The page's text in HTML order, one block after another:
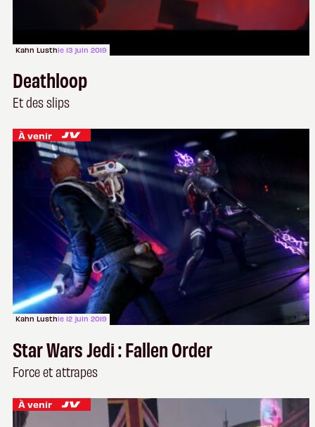
Kahn Lusthle 13 juin 2019
Deathloop
Et des slips
À venir
Kahn Lusthle 12 juin 2019
Star Wars Jedi : Fallen Order
Force et attrapes
À venir